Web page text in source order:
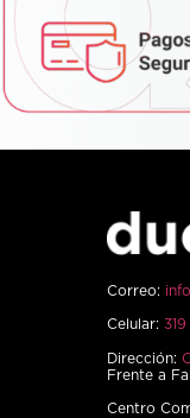
Correo:
Celular: 319
Dirección:
Frente a
Centro